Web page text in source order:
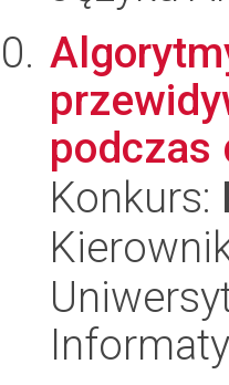
podczas
Konkurs: